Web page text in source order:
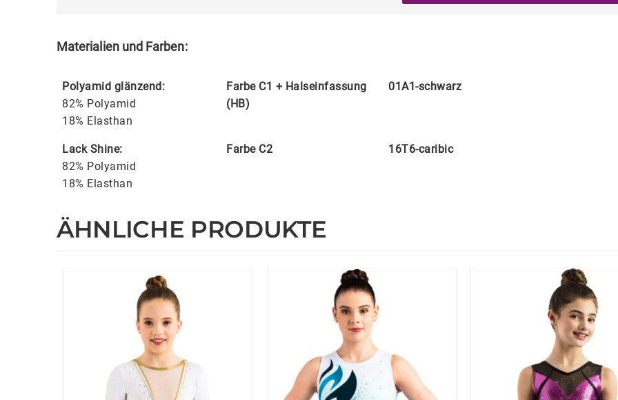
Materialien und Farben:
Polyamid glänzend:
82% Polyamid
18% Elasthan
Farbe C1 + Halseinfassung
(HB)
01A1-schwarz
Lack Shine:
82% Polyamid
18% Elasthan
Farbe C2 16T6-caribic
ÄHNLICHE PRODUKTE